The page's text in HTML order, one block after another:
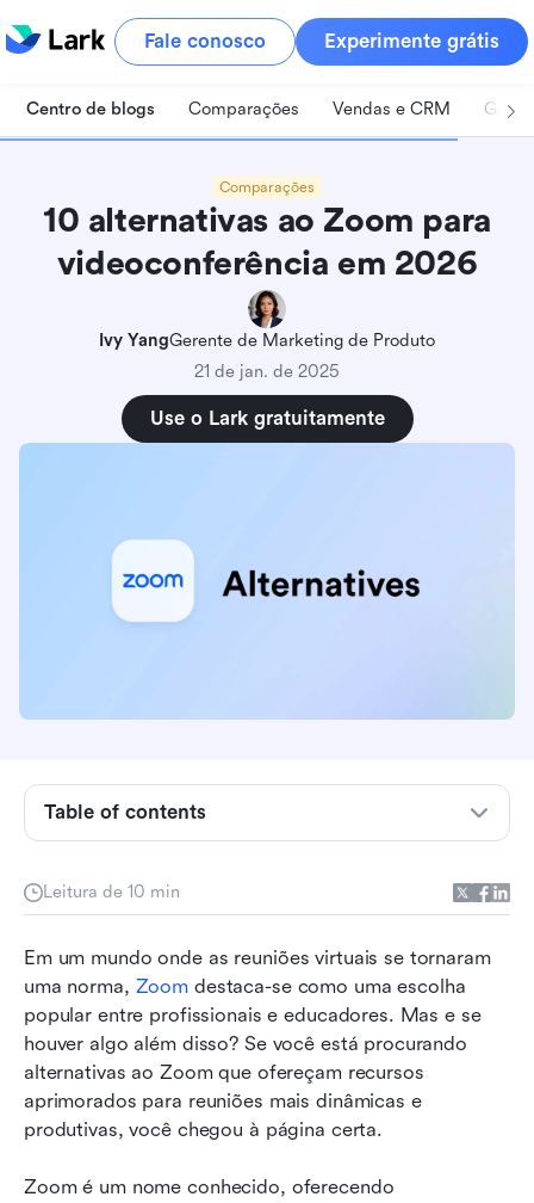
Fale conosco Experimente grátis
Centro de blogs Comparações Vendas e CRM
Comparações
10 alternativas ao Zoom para
videoconferência em 2026
Ivy YangGerente de Marketing de Produto
21 de jan. de 2025
Use o Lark gratuitamente
Leitura de 10 min
Em um mundo onde as reuniões virtuais se tornaram
uma norma, Zoom destaca-se como uma escolha
popular entre profissionais e educadores. Mas e se
houver algo além disso? Se você está procurando
alternativas ao Zoom que ofereçam recursos
aprimorados para reuniões mais dinâmicas e
produtivas, você chegou à página certa.
Zoom é um nome conhecido, oferecendo
Table of contents
O que é Zoom?
resultados no trabalho
produtividade aprimoradas
3. Google Meet para reuniões virtuais seguras
e eficientes
4. Skype para interações virtuais pessoais e
comerciais
transcrição